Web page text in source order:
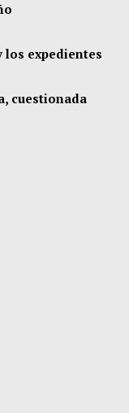
los expedientes
cuestionada